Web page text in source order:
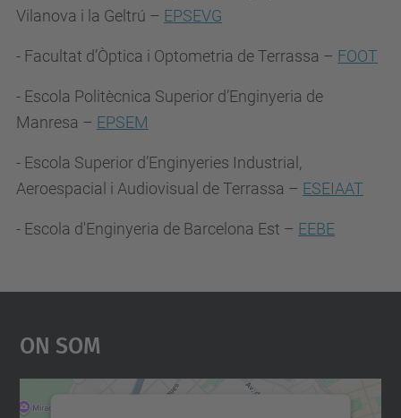
Vilanova i la Geltrú – EPSEVG
- Facultat d’Òptica i Optometria de Terrassa – FOOT
- Escola Politècnica Superior d’Enginyeria de
Manresa – EPSEM
- Escola Superior d’Enginyeries Industrial,
Aeroespacial i Audiovisual de Terrassa – ESEIAAT
- Escola d'Enginyeria de Barcelona Est – EEBE
On Som